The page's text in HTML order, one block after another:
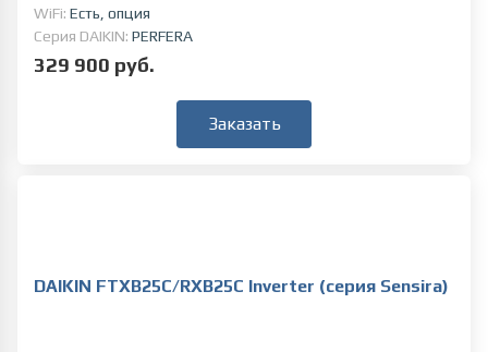
WiFi: Есть, опция
Серия DAIKIN: PERFERA
329 900 руб.
Заказать
DAIKIN FTXB25C/RXB25C Inverter (серия Sensira)